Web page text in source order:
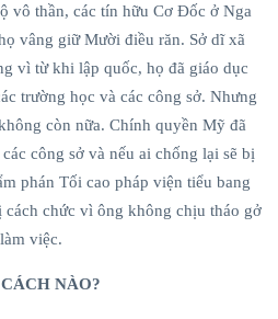
vô thần, các tín hữu Cơ Đốc ở Nga
vâng giữ Mười điều răn. Sở dĩ xã
vì từ khi lập quốc, họ đã giáo dục
trường học và các công sở. Nhưng
còn nữa. Chính quyền Mỹ đã
công sở và nếu ai chống lại sẽ bị
phán Tối cao pháp viện tiểu bang
cách chức vì ông không chịu tháo gở
việc.
NÀO?